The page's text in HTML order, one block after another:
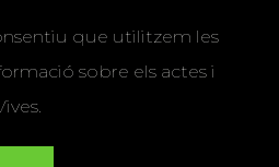
que utilitzem les
sobre els actes i